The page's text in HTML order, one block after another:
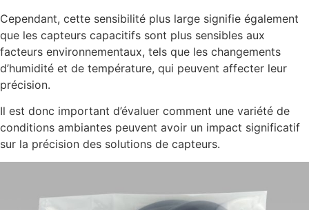
Cependant, cette sensibilité plus large signifie également
que les capteurs capacitifs sont plus sensibles aux
facteurs environnementaux, tels que les changements
d’humidité et de température, qui peuvent affecter leur
précision.
Il est donc important d’évaluer comment une variété de
conditions ambiantes peuvent avoir un impact significatif
sur la précision des solutions de capteurs.